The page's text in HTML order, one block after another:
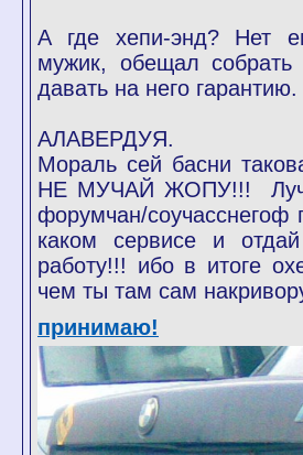
А где хепи-энд? Нет
мужик, обещал собрать
давать на него гарантию.
АЛАВЕРДУЯ.
Мораль сей басни
НЕ МУЧАЙ ЖОПУ!!!
форумчан/соучасснегоф
каком сервисе и
работу!!! ибо в итоге
чем ты там сам
принимаю!